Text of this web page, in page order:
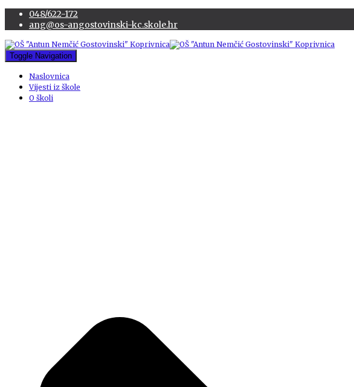
048/622-172
ang@os-angostovinski-kc.skole.hr
Toggle Navigation
Naslovnica
Vijesti iz škole
O školi